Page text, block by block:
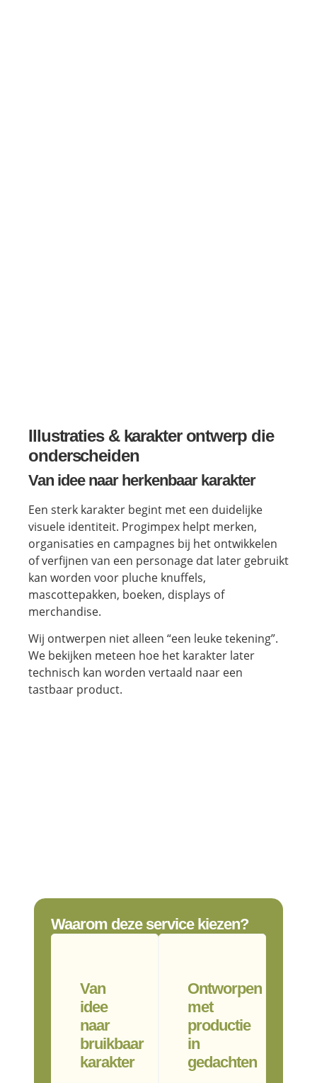
Illustraties & karakter ontwerp die
onderscheiden
Van idee naar herkenbaar karakter
Een sterk karakter begint met een duidelijke
visuele identiteit. Progimpex helpt merken,
organisaties en campagnes bij het ontwikkelen
of verfijnen van een personage dat later gebruikt
kan worden voor pluche knuffels,
mascottepakken, boeken, displays of
merchandise.
Wij ontwerpen niet alleen “een leuke tekening”.
We bekijken meteen hoe het karakter later
technisch kan worden vertaald naar een
tastbaar product.
Waarom deze service kiezen?
Van
idee
naar
bruikbaar
karakter
Ontworpen
met
productie
in
gedachten